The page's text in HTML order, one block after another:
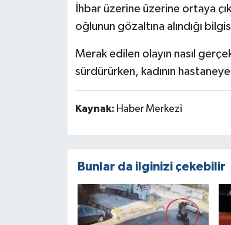
İhbar üzerine üzerine ortaya
oğlunun gözaltına alındığı
Merak edilen olayın nasıl
sürdürürken, kadının
Kaynak: Haber Merkezi
Bunlar da ilginizi çekebilir